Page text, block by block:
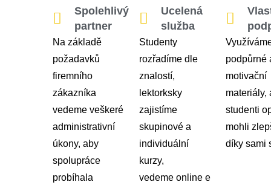
Spolehlivý
partner
Na základě
požadavků
firemního
zákazníka
vedeme veškeré
administrativní
úkony, aby
spolupráce
probíhala
Ucelená
služba
Studenty
rozřadíme dle
znalostí,
lektorksky
zajistíme
skupinové a
individuální
kurzy,
vedeme online e
podpůrné
motivační
materiály,
studenti
mohli
díky sami